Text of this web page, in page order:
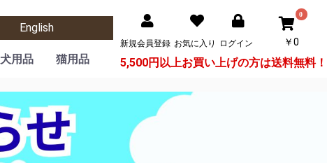
English
犬用品
フード
サークル・ケージ
カート DECAプログレ
コロン
パーツ類
栃木レザーシリーズ
トイレグッズ トイレ
シーツ
おもちゃ デンタル
ぬいぐるみ
知育・スポーツ
その他
食器・給水機
ケア用品 消臭グッズ
ボタニカルグッズ
その他
猫用品
フード
サークル・ケージ
キャットツリー
ハウス・ベッド
カート
トイレグッズ
おもちゃ・つめとぎ
食器・給水機
ケア用品
新規会員登録 お気に入り ログイン
0
￥0
5,500円以上お買い上げの方は送料無料！